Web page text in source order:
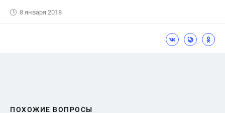
8 января 2018
ПОХОЖИЕ ВОПРОСЫ